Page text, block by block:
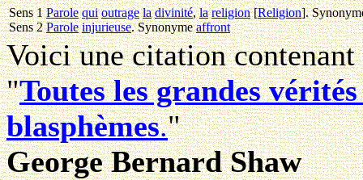
Sens 1 Parole qui outrage la divinité,la religion [Religion].
Sens 2 Parole injurieuse. Synonyme affront
Voici une citation
"Toutes les grandes
blasphèmes."
George Bernard Shaw